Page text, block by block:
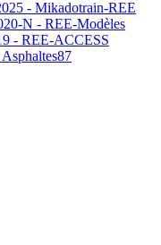
- Mikadotrain-REE
N - REE-Modèles
- REE-ACCESS